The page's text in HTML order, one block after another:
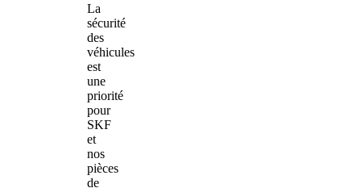
La
sécurité
des
véhicules
est
une
priorité
pour
SKF
et
nos
pièces
de